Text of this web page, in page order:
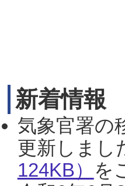
新着情報
気象官署の
更新しまし
124KB） を